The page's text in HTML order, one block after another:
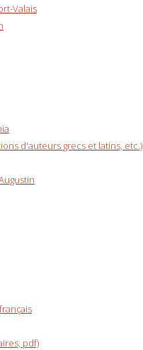
Valais
d'auteurs grecs et latins, etc.)
pdf)